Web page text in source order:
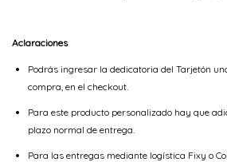
Aclaraciones
Podrás ingresar la dedicatoria del Tarjetón
compra, en el checkout.
Para este producto personalizado hay que
plazo normal de entrega.
Para las entregas mediante logística Fixy o